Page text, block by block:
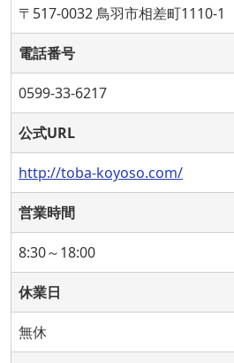
〒517-0032 鳥羽市相差町1110-1
電話番号
0599-33-6217
公式URL
http://toba-koyoso.com/
営業時間
8:30～18:00
休業日
無休